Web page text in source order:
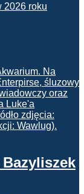
2026 roku